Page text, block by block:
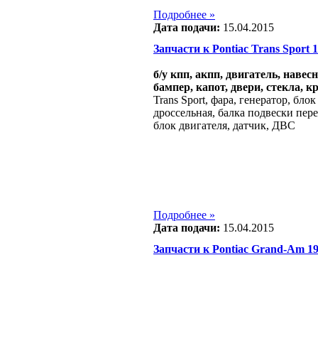
Подробнее »
Дата подачи: 15.04.2015
Запчасти к Pontiac Trans Sport
б/у кпп, акпп, двигатель,
бампер, капот, двери, стекла,
Trans Sport, фара, генератор,
дроссельная, балка подвески
блок двигателя, датчик, ДВС
Подробнее »
Дата подачи: 15.04.2015
Запчасти к Pontiac Grand-Am